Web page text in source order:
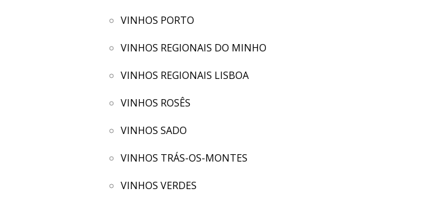
VINHOS PORTO
VINHOS REGIONAIS DO MINHO
VINHOS REGIONAIS LISBOA
VINHOS ROSÊS
VINHOS SADO
VINHOS TRÁS-OS-MONTES
VINHOS VERDES